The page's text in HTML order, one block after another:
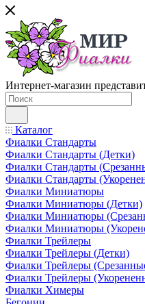
Интернет-магазин
Каталог
Фиалки Стандарты
Фиалки Стандарты (Детки)
Фиалки Стандарты
Фиалки Стандарты
Фиалки Миниатюры
Фиалки Миниатюры (Детки)
Фиалки Миниатюры
Фиалки Миниатюры
Фиалки Трейлеры
Фиалки Трейлеры (Детки)
Фиалки Трейлеры
Фиалки Трейлеры
Фиалки Химеры